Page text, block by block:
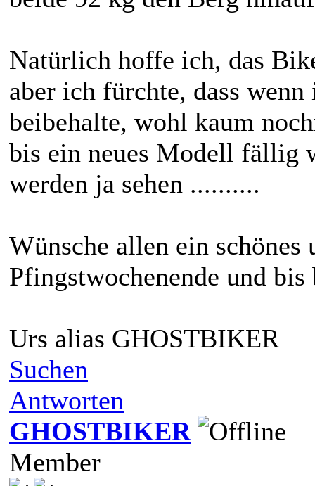
Natürlich hoffe ich, das
aber ich fürchte, dass
beibehalte, wohl kaum
bis ein neues Modell fällig
werden ja sehen ..........
Wünsche allen ein schönes
Pfingstwochenende und bis
Urs alias GHOSTBIKER
Suchen
Antworten
GHOSTBIKER
Member